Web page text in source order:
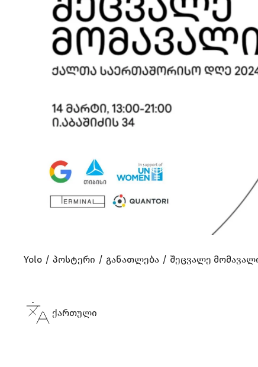
Yolo პოსტერი განათლება შეცვალე
ქართული